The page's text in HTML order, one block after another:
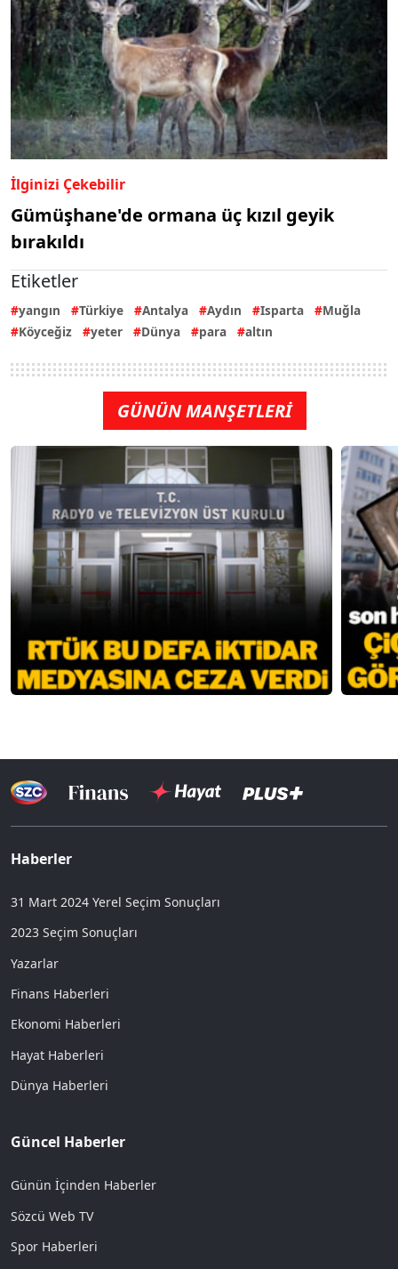
İlginizi Çekebilir
Gümüşhane'de ormana üç kızıl geyik
bırakıldı
Etiketler
yangın Türkiye Antalya Aydın Isparta
Muğla
Köyceğiz
yeter Dünya para altın
GÜNÜN MANŞETLERİ
Haberler
31 Mart 2024 Yerel Seçim Sonuçları
2023 Seçim Sonuçları
Yazarlar
Finans Haberleri
Ekonomi Haberleri
Hayat Haberleri
Dünya Haberleri
Güncel Haberler
Günün İçinden Haberler
Sözcü Web TV
Spor Haberleri